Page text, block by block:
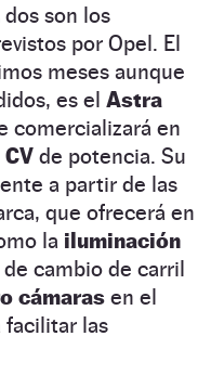
dos son los
por Opel. El
meses aunque
es el Astra
comercializará en
de potencia. Su
a partir de las
que ofrecerá en
la iluminación
cambio de carril
cámaras en el
facilitar las